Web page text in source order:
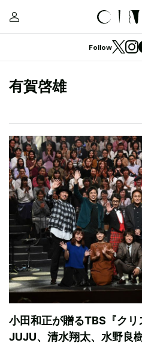
Follow
有賀啓雄
小田和正が贈るTBS『クリ
JUJU、清水翔太、水野良